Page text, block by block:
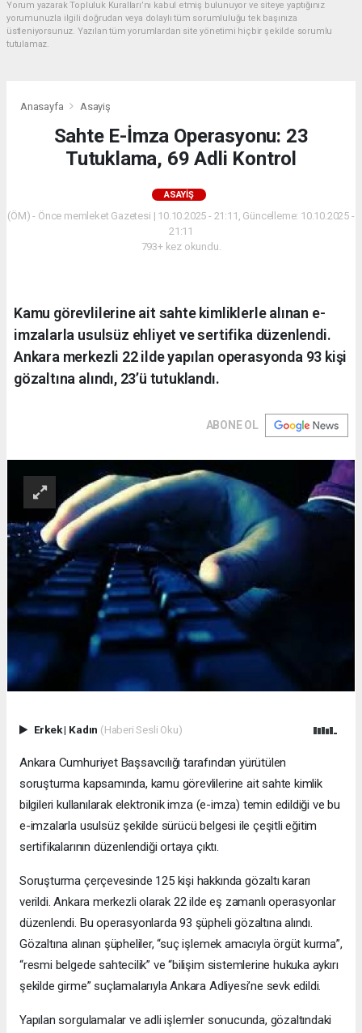
Yorum yazarak Topluluk Kuralları’nı kabul etmiş bulunuyor ve siteye yaptığınız
yorumunuzla ilgili doğrudan veya dolaylı tüm sorumluluğu tek başınıza
üstleniyorsunuz. Yazılan tüm yorumlardan site yönetimi hiçbir şekilde sorumlu
tutulamaz.
Anasayfa Asayiş
Sahte E-İmza Operasyonu: 23
Tutuklama, 69 Adli Kontrol
ASAYIŞ
(ÖM) - Önce memleket Gazetesi | 10.10.2025 - 21:11, Güncelleme: 10.10.2025 -
21:11
793+ kez okundu.
Kamu görevlilerine ait sahte kimliklerle alınan e-
imzalarla usulsüz ehliyet ve sertifika düzenlendi.
Ankara merkezli 22 ilde yapılan operasyonda 93 kişi
gözaltına alındı, 23’ü tutuklandı.
ABONE OL
Erkek| Kadın (Haberi Sesli Oku)
Ankara Cumhuriyet Başsavcılığı tarafından yürütülen
soruşturma kapsamında, kamu görevlilerine ait sahte kimlik
bilgileri kullanılarak elektronik imza (e-imza) temin edildiği ve bu
e-imzalarla usulsüz şekilde sürücü belgesi ile çeşitli eğitim
sertifikalarının düzenlendiği ortaya çıktı.
Soruşturma çerçevesinde 125 kişi hakkında gözaltı kararı
verildi. Ankara merkezli olarak 22 ilde eş zamanlı operasyonlar
düzenlendi. Bu operasyonlarda 93 şüpheli gözaltına alındı.
Gözaltına alınan şüpheliler, “suç işlemek amacıyla örgüt kurma”,
“resmi belgede sahtecilik” ve “bilişim sistemlerine hukuka aykırı
şekilde girme” suçlamalarıyla Ankara Adliyesi’ne sevk edildi.
Yapılan sorgulamalar ve adli işlemler sonucunda, gözaltındaki